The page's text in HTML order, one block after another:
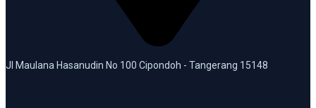
Jl Maulana Hasanudin No 100 Cipondoh - Tangerang 15148